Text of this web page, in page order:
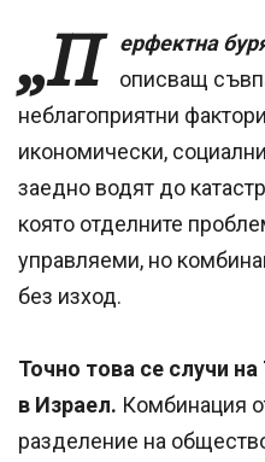
„П ерфектна
описващ
неблагоприятни
икономически,
заедно водят до
която отделните
управляеми, но
без изход.
Точно това се случи
в Израел. Комбинация
разделение на